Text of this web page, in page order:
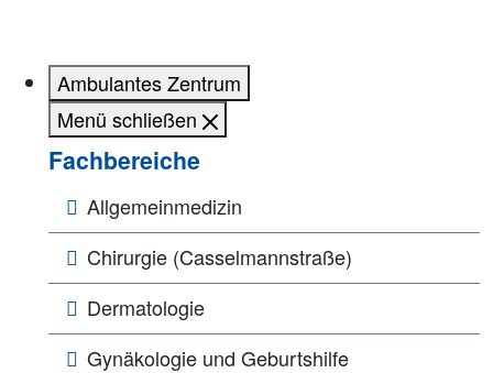
Ambulantes Zentrum
Menü schließen
Fachbereiche
Allgemeinmedizin
Chirurgie (Casselmannstraße)
Dermatologie
Gynäkologie und Geburtshilfe